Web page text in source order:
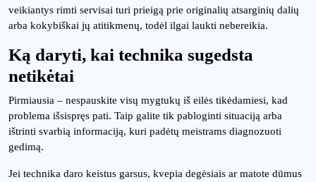
veikiantys rimti servisai turi prieigą prie originalių atsarginių dalių
arba kokybiškai jų atitikmenų, todėl ilgai laukti nebereikia.
Ką daryti, kai technika sugedsta
netikėtai
Pirmiausia – nespauskite visų mygtukų iš eilės tikėdamiesi, kad
problema išsispręs pati. Taip galite tik pabloginti situaciją arba
ištrinti svarbią informaciją, kuri padėtų meistrams diagnozuoti
gedimą.
Jei technika daro keistus garsus, kvepia degėsiais ar matote dūmus